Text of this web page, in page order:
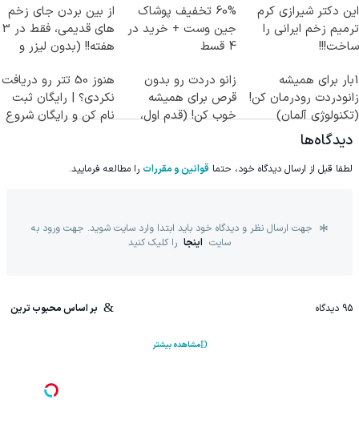
این دکتر شیرازی کرم
ترمیم زخم ایرانی را
ساخت!!!
60% تخفیف پوشاک
جین وست + خرید در
4 قسط
از بین بردن جای زخم
های قدیمی، فقط در 3
هفته!! (بدون لیزر و
1بار برای همیشه
زانودردت رودرمان کن!
(تکنولوژی آلمان)
◂پرسشنامه▸
زانو دردت رو بدون
قرص برای همیشه
خوب کن! (قدم اول،
هنوز 50 تتر رو دریافت
نکردی؟ | رایگان ثبت
نام کن و رایگان شروع
دیدگاه‌ها
لطفا قبل از ارسال دیدگاه خود، حتما قوانین و مقررات را مطالعه فرمایید.
جهت ارسال نظر و دیدگاه خود باید ابتدا وارد سایت شوید. جهت ورود به
سایت اینجا را کلیک کنید
95 دیدگاه بر اساس محبوب ترین
مشاهده بیشتر